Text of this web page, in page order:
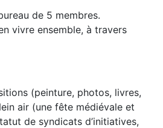
de 5 membres.
vivre ensemble, à travers
(peinture, photos, livres,
air (une fête médiévale et
de syndicats d’initiatives,